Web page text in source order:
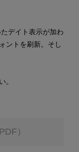
デイト表示が加わ
ントを刷新。そし
。
）